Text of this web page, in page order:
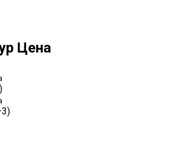
Цена